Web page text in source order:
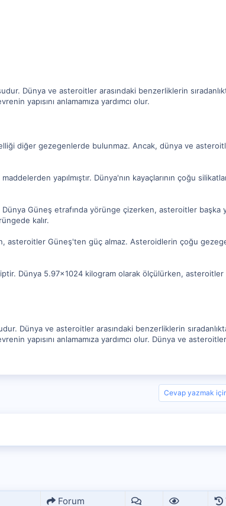
Dünya ve asteroitler arasındaki benzerliklerin
yapısını anlamamıza yardımcı olur.
diğer gezegenlerde bulunmaz. Ancak, dünya ve
yapılmıştır. Dünya'nın kayaçlarının çoğu
Güneş etrafında yörünge çizerken, asteroitler başka
kalır.
asteroitler Güneş'ten güç almaz. Asteroidlerin çoğu
Dünya 5.97×1024 kilogram olarak ölçülürken,
Dünya ve asteroitler arasındaki benzerliklerin
yapısını anlamamıza yardımcı olur. Dünya ve
Cevap yazmak
Forum